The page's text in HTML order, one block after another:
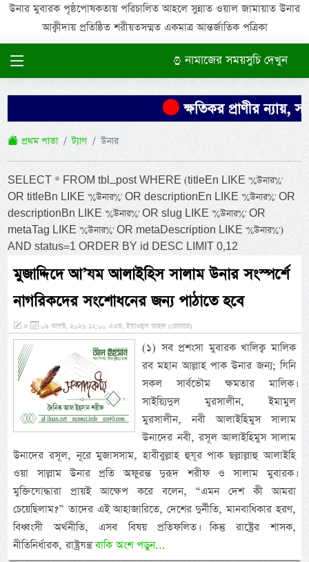
উনার মুবারক পৃষ্ঠপোষকতায় পরিচালিত আহলে সুন্নাত ওয়াল জামায়াত উনার
আক্বীদায় প্রতিষ্ঠিত শরীয়তসম্মত একমাত্র আন্তর্জাতিক পত্রিকা
নামাজের সময়সুচি দেখুন
ক্ষতিকর প্রাণীর ন্যায়,
প্রথম পাতা ট্যাগ উনার
SELECT * FROM tbl_post WHERE (titleEn LIKE '%উনার%'
OR titleBn LIKE '%উনার%' OR descriptionEn LIKE '%উনার%' OR
descriptionBn LIKE '%উনার%' OR slug LIKE '%উনার%' OR
metaTag LIKE '%উনার%' OR metaDescription LIKE '%উনার%')
AND status=1 ORDER BY id DESC LIMIT 0,12
মুজাদ্দিদে আ’যম আলাইহিস সালাম উনার সংস্পর্শে
নাগরিকদের সংশোধনের জন্য পাঠাতে হবে
» ০৯ আগস্ট, ২০২৬ ১২:০০ এএম, ইয়াওমুল আহাদ (রোববার)
(১) সব প্রশংসা মুবারক খালিক্ব মালিক
রব মহান আল্লাহ পাক উনার জন্য; যিনি
সকল সার্বভৌম ক্ষমতার মালিক।
সাইয়্যিদুল মুরসালীন, ইমামুল
মুরসালীন, নবী আলাইহিমুস সালাম
উনাদের নবী, রসূল আলাইহিমুস সালাম
উনাদের রসূল, নূরে মুজাসসাম, হাবীবুল্লাহ হুযূর পাক ছল্লাল্লাহু আলাইহি
ওয়া সাল্লাম উনার প্রতি অফুরন্ত দুরূদ শরীফ ও সালাম মুবারক।
মুক্তিযোদ্ধারা প্রায়ই আক্ষেপ করে বলেন, “এমন দেশ কী আমরা
চেয়েছিলাম?” তাদের এই আহাজারিতে, দেশের দুর্নীতি, মানবাধিকার হরণ,
বিধ্বংসী অর্থনীতি, এসব বিষয় প্রতিফলিত। কিন্তু রাষ্ট্রের শাসক,
নীতিনির্ধারক, রাষ্ট্রযন্ত্রবাকি অংশ পড়ুন...